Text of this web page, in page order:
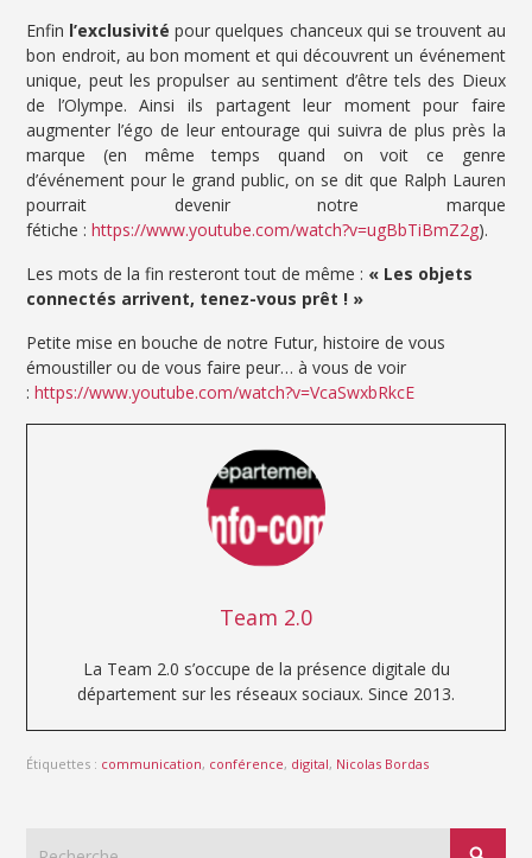
Enfin l’exclusivité pour quelques chanceux qui se trouvent au
bon endroit, au bon moment et qui découvrent un événement
unique, peut les propulser au sentiment d’être tels des Dieux
de l’Olympe. Ainsi ils partagent leur moment pour faire
augmenter l’égo de leur entourage qui suivra de plus près la
marque (en même temps quand on voit ce genre
d’événement pour le grand public, on se dit que Ralph Lauren
pourrait devenir notre marque
fétiche :https://www.youtube.com/watch?v=ugBbTiBmZ2g).
Les mots de la fin resteront tout de même : « Les objets
connectés arrivent, tenez-vous prêt ! »
Petite mise en bouche de notre Futur, histoire de vous
émoustiller ou de vous faire peur… à vous de voir
:https://www.youtube.com/watch?v=VcaSwxbRkcE
Team 2.0
La Team 2.0 s’occupe de la présence digitale du
département sur les réseaux sociaux. Since 2013.
Étiquettes : communication, conférence, digital, Nicolas Bordas